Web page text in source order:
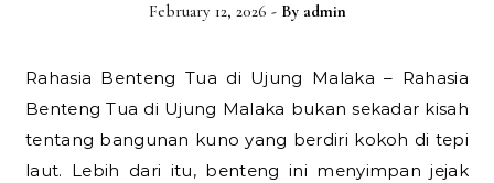
February 12, 2026 - By admin
Rahasia Benteng Tua di Ujung Malaka – Rahasia
Benteng Tua di Ujung Malaka bukan sekadar kisah
tentang bangunan kuno yang berdiri kokoh di tepi
laut. Lebih dari itu, benteng ini menyimpan jejak